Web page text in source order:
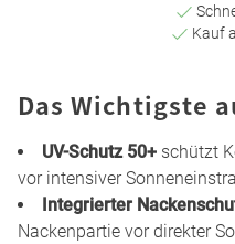
Kauf
Das Wichtigste
UV-Schutz 50+ schützt
vor intensiver
Integrierter
Nackenpartie vor direkter